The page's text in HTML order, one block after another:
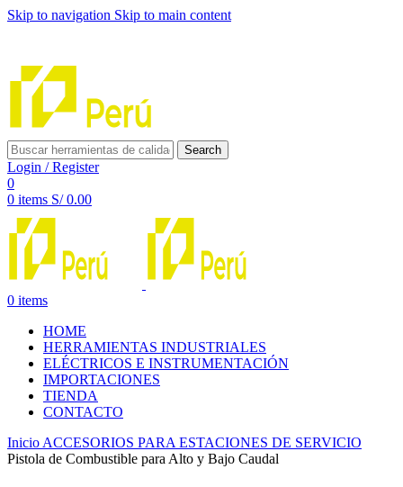
Skip to navigation Skip to main content
Search
Login / Register
0
0 items S/0.00
0 items
HOME
HERRAMIENTAS INDUSTRIALES
ELÉCTRICOS E INSTRUMENTACIÓN
IMPORTACIONES
TIENDA
CONTACTO
Inicio ACCESORIOS PARA ESTACIONES DE SERVICIO
Pistola de Combustible para Alto y Bajo Caudal